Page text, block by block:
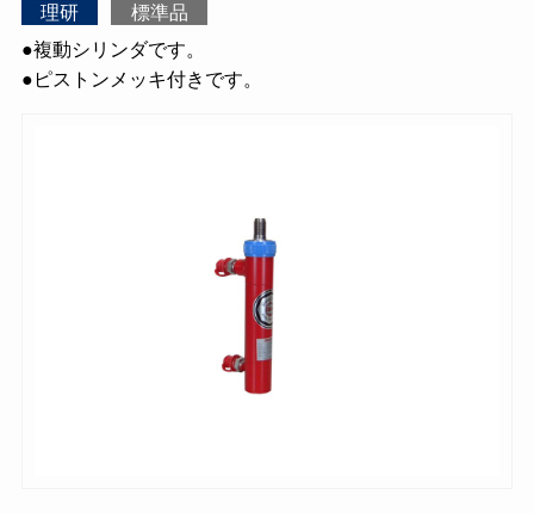
理研
標準品
●複動シリンダです。
●ピストンメッキ付きです。